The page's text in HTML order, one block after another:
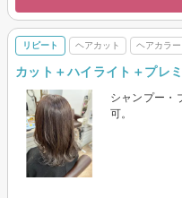
リピート ヘアカット ヘアカラー
カット＋ハイライト＋プレ
シャンプー・
可。